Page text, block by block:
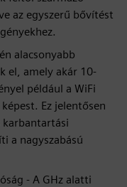
az egyszerű bővítést
alacsonyabb
el, amely akár 10-
például a WiFi
Ez jelentősen
karbantartási
a nagyszabású
- A GHz alatti